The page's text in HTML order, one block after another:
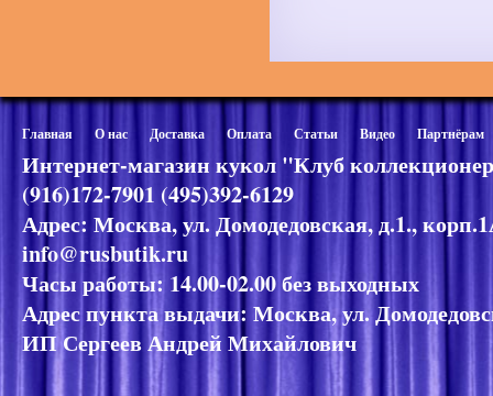
Главная О нас Доставка Оплата Статьи Видео Партнёрам
Интернет-магазин кукол "Клуб
(916)172-7901 (495)392-6129
Адрес: Москва, ул. Домодедовская, д.1.,
info@rusbutik.ru
Часы работы: 14.00-02.00 без выходных
Адрес пункта выдачи: Москва, ул.
ИП Сергеев Андрей Михайлович